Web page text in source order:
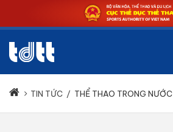
TIN TỨC / THỂ THAO TRONG NƯỚC